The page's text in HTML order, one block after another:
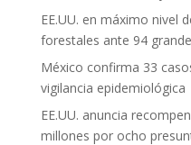
EE.UU. en máximo nivel
forestales ante 94
México confirma 33
vigilancia epidemiológica
EE.UU. anuncia
millones por ocho